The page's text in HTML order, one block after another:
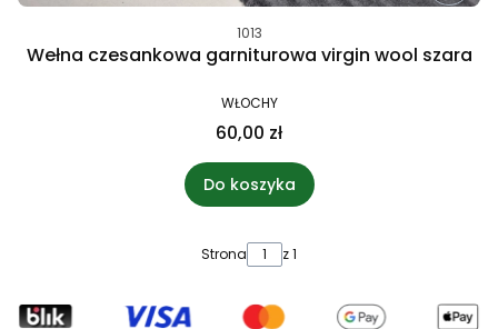
1013
Wełna czesankowa garniturowa virgin wool szara
WŁOCHY
60,00 zł
Do koszyka
Strona z 1